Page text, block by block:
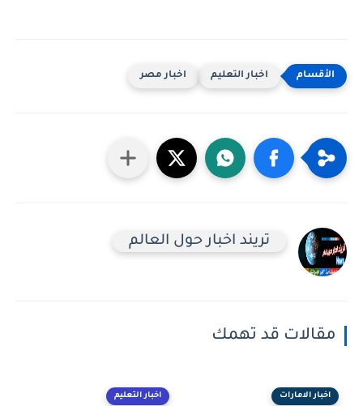
اخبار التعليم اخبار مصر
تريند اخبار حول العالم
مقالات قد تهمك
اخبار الامارات اخبار التعليم